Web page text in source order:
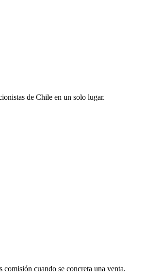
de Chile en un solo lugar.
comisión cuando se concreta una venta.